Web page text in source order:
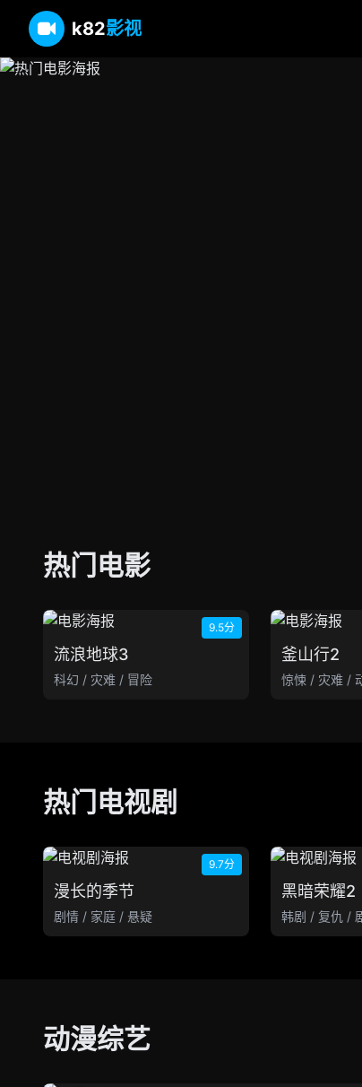
k82影视
看
热门电影
9.5分
流浪地球3
科幻 / 灾难 / 冒险
釜山行2
惊悚 / 灾难 /
热门电视剧
9.7分
漫长的季节
剧情 / 家庭 / 悬疑
黑暗荣耀2
韩剧 / 复仇 /
动漫综艺